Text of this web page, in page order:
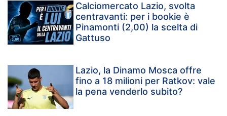
Calciomercato Lazio, svolta
centravanti: per i bookie è
Pinamonti (2,00) la scelta di
Gattuso
Lazio, la Dinamo Mosca offre
fino a 18 milioni per Ratkov: vale
la pena venderlo subito?